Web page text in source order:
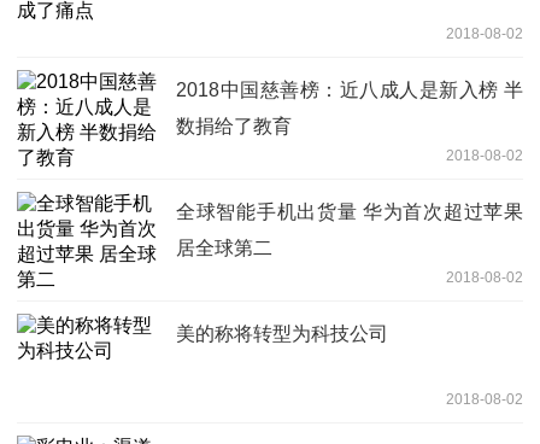
2018-08-02
2018中国慈善榜：近八成人是新入榜 半
数捐给了教育
2018-08-02
全球智能手机出货量 华为首次超过苹果
居全球第二
2018-08-02
美的称将转型为科技公司
2018-08-02